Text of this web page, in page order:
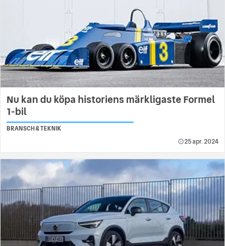
Nu kan du köpa historiens märkligaste Formel
1-bil
BRANSCH & TEKNIK
25 apr. 2024